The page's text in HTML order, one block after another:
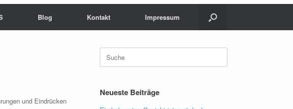
Blog Kontakt Impressum
und Eindrücken
Suche
nach:
Neueste Beiträge